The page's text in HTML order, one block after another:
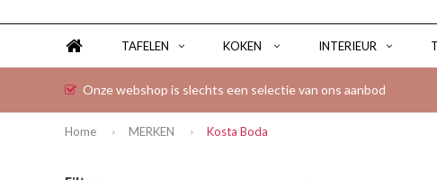
TAFELEN KOKEN INTERIEUR
Onze webshop is slechts een selectie van ons aanbod
Home MERKEN Kosta Boda